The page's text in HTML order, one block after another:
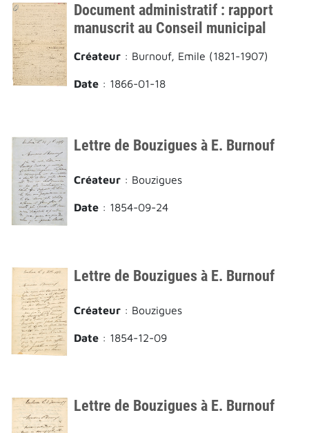
Document administratif : rapport
manuscrit au Conseil municipal
Créateur : Burnouf, Emile (1821-1907)
Date : 1866-01-18
Lettre de Bouzigues à E. Burnouf
Créateur : Bouzigues
Date : 1854-09-24
Lettre de Bouzigues à E. Burnouf
Créateur : Bouzigues
Date : 1854-12-09
Lettre de Bouzigues à E. Burnouf